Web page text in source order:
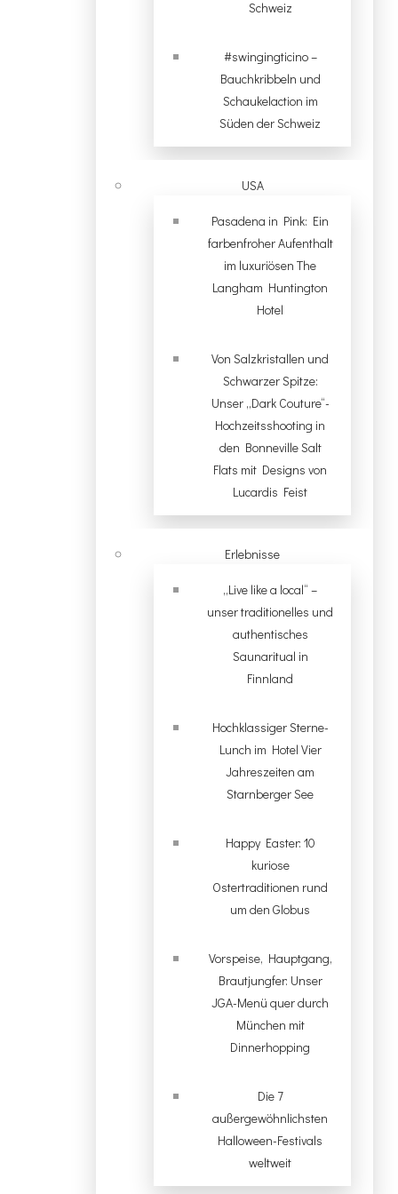
Schweiz
#swingingticino –
Bauchkribbeln und
Schaukelaction im
Süden der Schweiz
USA
Pasadena in Pink: Ein
farbenfroher Aufenthalt
im luxuriösen The
Langham Huntington
Hotel
Von Salzkristallen und
Schwarzer Spitze:
Unser „Dark Couture“-
Hochzeitsshooting in
den Bonneville Salt
Flats mit Designs von
Lucardis Feist
Erlebnisse
„Live like a local“ –
unser traditionelles und
authentisches
Saunaritual in
Finnland
Hochklassiger Sterne-
Lunch im Hotel Vier
Jahreszeiten am
Starnberger See
Happy Easter: 10
kuriose
Ostertraditionen rund
um den Globus
Vorspeise, Hauptgang,
Brautjungfer: Unser
JGA-Menü quer durch
München mit
Dinnerhopping
Die 7
außergewöhnlichsten
Halloween-Festivals
weltweit